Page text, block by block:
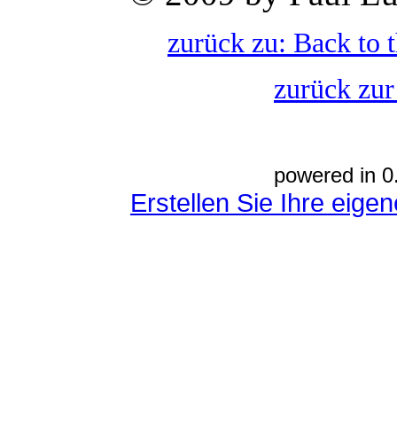
zurück zu: Back to
zurück
powered in
Erstellen Sie Ihre